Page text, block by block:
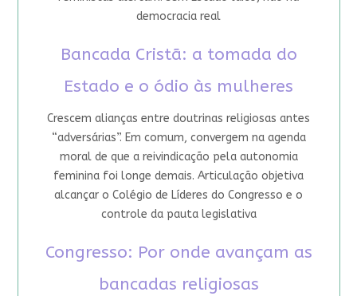
democracia real
Bancada Cristã: a tomada do
Estado e o ódio às mulheres
Crescem alianças entre doutrinas religiosas antes
“adversárias”. Em comum, convergem na agenda
moral de que a reivindicação pela autonomia
feminina foi longe demais. Articulação objetiva
alcançar o Colégio de Líderes do Congresso e o
controle da pauta legislativa
Congresso: Por onde avançam as
bancadas religiosas